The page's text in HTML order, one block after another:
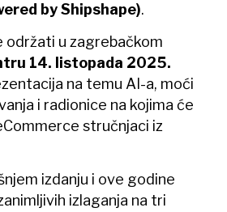
by Shipshape).
održati u zagrebačkom
14. listopada 2025.
na temu AI-a, moći
i radionice na kojima će
stručnjaci iz
izdanju i ove godine
izlaganja na tri